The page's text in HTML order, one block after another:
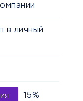
в личный
15%